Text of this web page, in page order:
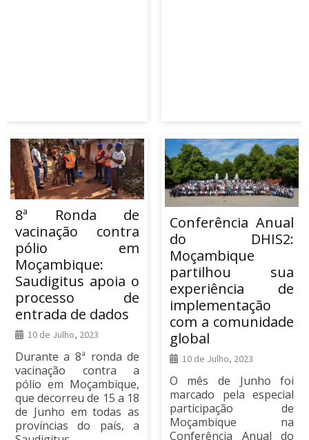
8ª Ronda de
vacinação contra
pólio em
Moçambique:
Saudigitus apoia o
processo de
entrada de dados
10 de Julho, 2023
Durante a 8ª ronda de
vacinação contra a
pólio em Moçambique,
que decorreu de 15 a 18
de Junho em todas as
províncias do país, a
Conferência Anual
do DHIS2:
Moçambique
partilhou sua
experiência de
implementação
com a comunidade
global
10 de Julho, 2023
O mês de Junho foi
marcado pela especial
participação de
Moçambique na
Conferência Anual do